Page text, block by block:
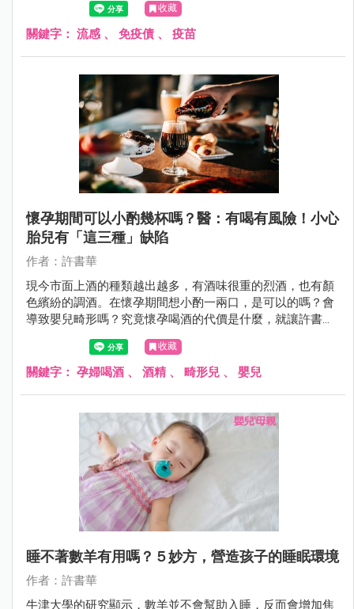
免疫債的發生。
收藏
關鍵字： 流感 、 免疫債 、 疫苗
懷孕期間可以小酌幾杯嗎？醫：有喝有風險！小心
胎兒有「這三種」缺陷
作者：許書華
現今市面上酒的種類越出越多，有酒味很重的烈酒，也有顏
色繽紛的調酒。在懷孕期間想小酌一兩口，是可以的嗎？會
導致嬰兒畸形嗎？究竟懷孕喝酒的代價是什麼，就讓許書華
醫師來告訴妳。
收藏
關鍵字： 孕婦喝酒 、 酒精 、 畸形兒 、 嬰兒
睡不著數羊有用嗎？５妙方，營造孩子的睡眠環境
作者：許書華
牛津大學的研究顯示，數羊並不會幫助入睡，反而會增加焦